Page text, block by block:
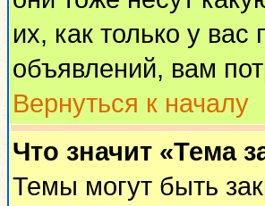
их, как только у
объявлений, вам
Вернуться к началу
Что значит «Тема
Темы могут быть